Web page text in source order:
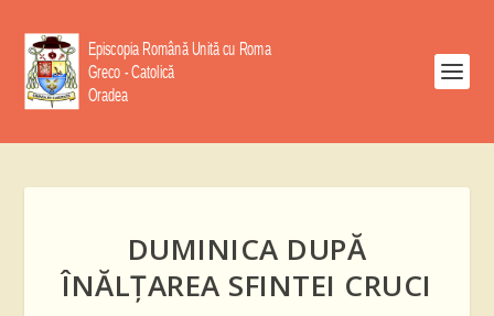
DUMINICA DUPĂ
ÎNĂLȚAREA SFINTEI CRUCI